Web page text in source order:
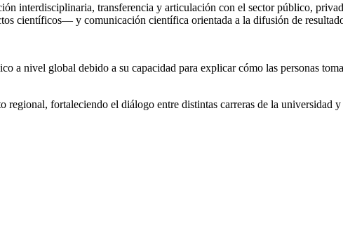
interdisciplinaria, transferencia y articulación con el sector público,
científicos— y comunicación científica orientada a la difusión de
a nivel global debido a su capacidad para explicar cómo las personas
fortaleciendo el diálogo entre distintas carreras de la universidad